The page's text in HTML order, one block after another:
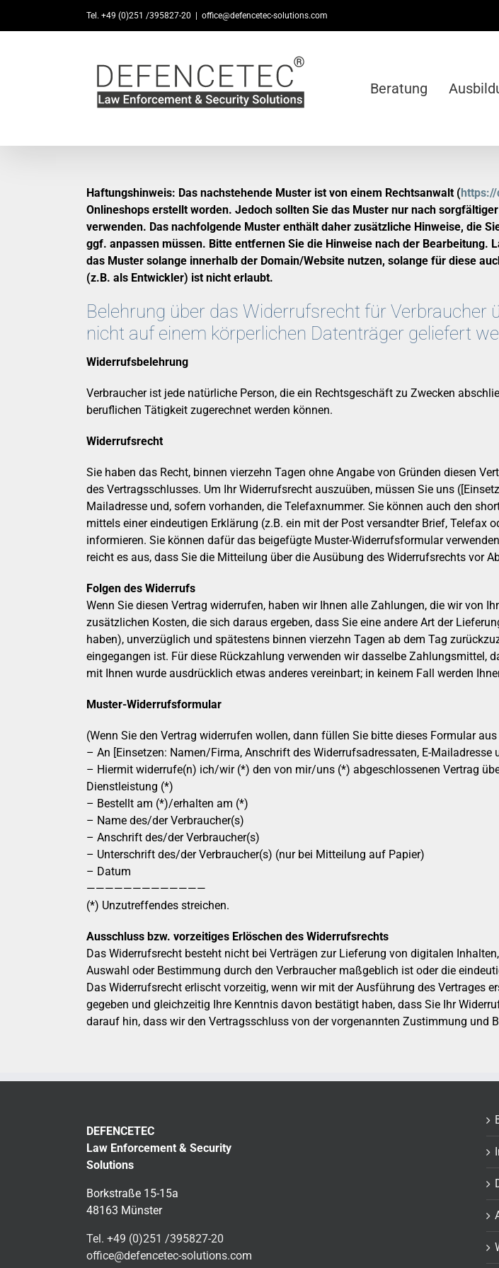
Tel. +49 (0)251 /395827-20 office@defencetec-solutions.com
Beratung
Haftungshinweis: Das nachstehende Muster ist von einem Rechtsanwalt (
Onlineshops erstellt worden. Jedoch sollten Sie das Muster nur nach
verwenden. Das nachfolgende Muster enthält daher zusätzliche Hinweise, die
ggf. anpassen müssen. Bitte entfernen Sie die Hinweise nach der
das Muster solange innerhalb der Domain/Website nutzen, solange für diese
(z.B. als Entwickler) ist nicht erlaubt.
Belehrung über das Widerrufsrecht für Verbraucher
nicht auf einem körperlichen Datenträger geliefert
Widerrufsbelehrung
Verbraucher ist jede natürliche Person, die ein Rechtsgeschäft zu Zwecken
beruflichen Tätigkeit zugerechnet werden können.
Widerrufsrecht
Sie haben das Recht, binnen vierzehn Tagen ohne Angabe von Gründen diesen
des Vertragsschlusses. Um Ihr Widerrufsrecht auszuüben, müssen Sie uns
Mailadresse und, sofern vorhanden, die Telefaxnummer. Sie können auch den
mittels einer eindeutigen Erklärung (z.B. ein mit der Post versandter Brief, Telefax
informieren. Sie können dafür das beigefügte Muster-Widerrufsformular
reicht es aus, dass Sie die Mitteilung über die Ausübung des Widerrufsrechts vor
Folgen des Widerrufs
Wenn Sie diesen Vertrag widerrufen, haben wir Ihnen alle Zahlungen, die wir von
zusätzlichen Kosten, die sich daraus ergeben, dass Sie eine andere Art der
haben), unverzüglich und spätestens binnen vierzehn Tagen ab dem Tag
eingegangen ist. Für diese Rückzahlung verwenden wir dasselbe Zahlungsmittel,
mit Ihnen wurde ausdrücklich etwas anderes vereinbart; in keinem Fall werden
Muster-Widerrufsformular
(Wenn Sie den Vertrag widerrufen wollen, dann füllen Sie bitte dieses Formular
– An [Einsetzen: Namen/Firma, Anschrift des Widerrufsadressaten, E-Mailadresse
– Hiermit widerrufe(n) ich/wir (*) den von mir/uns (*) abgeschlossenen Vertrag
Dienstleistung (*)
– Bestellt am (*)/erhalten am (*)
– Name des/der Verbraucher(s)
– Anschrift des/der Verbraucher(s)
– Unterschrift des/der Verbraucher(s) (nur bei Mitteilung auf Papier)
– Datum
—————————————
(*) Unzutreffendes streichen.
Ausschluss bzw. vorzeitiges Erlöschen des Widerrufsrechts
Das Widerrufsrecht besteht nicht bei Verträgen zur Lieferung von digitalen
Auswahl oder Bestimmung durch den Verbraucher maßgeblich ist oder die
Das Widerrufsrecht erlischt vorzeitig, wenn wir mit der Ausführung des Vertrages
gegeben und gleichzeitig Ihre Kenntnis davon bestätigt haben, dass Sie Ihr
darauf hin, dass wir den Vertragsschluss von der vorgenannten Zustimmung und
DEFENCETEC
Law Enforcement & Security
Solutions
Borkstraße 15-15a
48163 Münster
Tel. +49 (0)251 /395827-20
office@defencetec-solutions.com